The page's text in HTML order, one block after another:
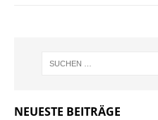
NEUESTE BEITRÄGE